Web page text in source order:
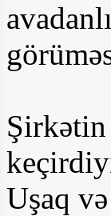
Uşaq